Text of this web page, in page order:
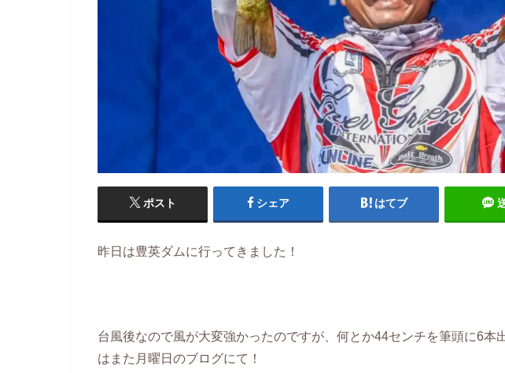
ポスト シェア はてブ
昨日は豊英ダムに行ってきました！
台風後なので風が大変強かったのですが、何とか44センチを筆頭に6本
はまた月曜日のブログにて！